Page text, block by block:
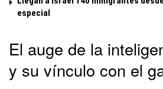
especial
El auge de la
y su vínculo con el